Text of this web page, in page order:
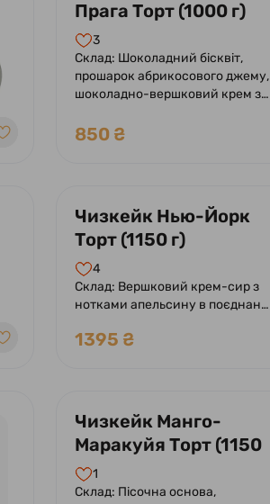
Прага Торт (1000 г)
3
Склад: Шоколадний бісквіт,
прошарок абрикосового джему,
шоколадно-вершковий крем з
850 ₴
Чизкейк Нью-Йорк
Торт (1150 г)
4
Склад: Вершковий крем-сир з
нотками апельсину в поєднанні
цукрова пудра.
1395 ₴
Чизкейк Манго-
Маракуйя Торт (1150
г) 1
Склад: Пісочна основа,